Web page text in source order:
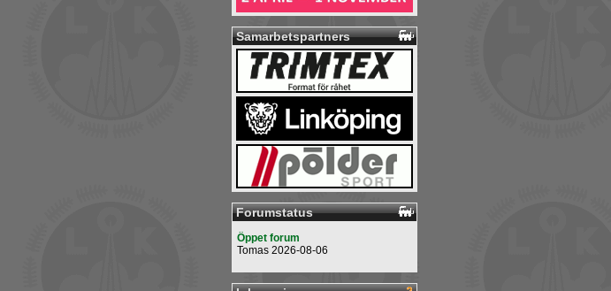
Samarbetspartners
Forumstatus
Öppet forum
Tomas 2026-08-06